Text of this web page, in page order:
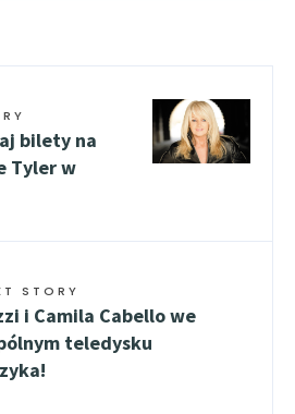
bilety na
Tyler w
STORY
i Camila Cabello we
teledysku